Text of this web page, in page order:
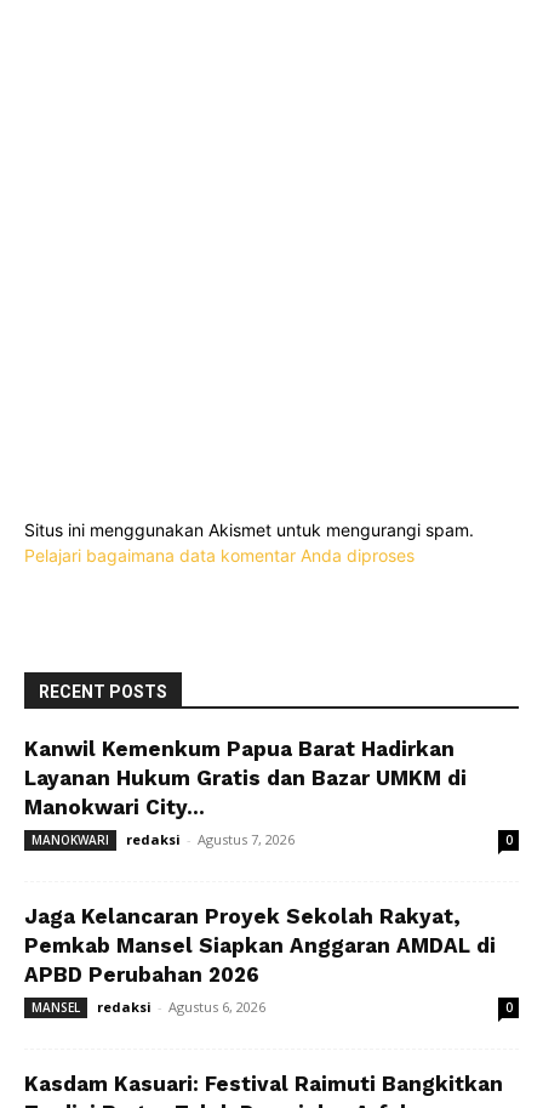
Situs ini menggunakan Akismet untuk mengurangi spam.
Pelajari bagaimana data komentar Anda diproses
RECENT POSTS
Kanwil Kemenkum Papua Barat Hadirkan
Layanan Hukum Gratis dan Bazar UMKM di
Manokwari City...
MANOKWARI redaksi - Agustus 7, 2026 0
Jaga Kelancaran Proyek Sekolah Rakyat,
Pemkab Mansel Siapkan Anggaran AMDAL di
APBD Perubahan 2026
MANSEL redaksi - Agustus 6, 2026 0
Kasdam Kasuari: Festival Raimuti Bangkitkan